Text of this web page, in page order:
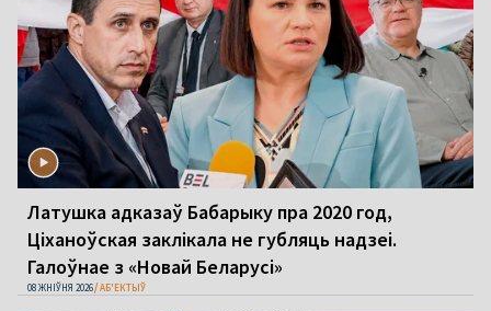
Латушка адказаў Бабарыку пра 2020 год,
Ціханоўская заклікала не губляць надзеі.
Галоўнае з «Новай Беларусі»
08 ЖНІЎНЯ 2026 АБ'ЕКТЫЎ